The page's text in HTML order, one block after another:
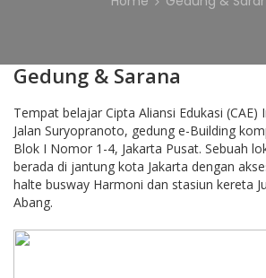
Gedung & Sarana
Tempat belajar Cipta Aliansi Edukasi (CAE)
Jalan Suryopranoto, gedung e-Building
Blok I Nomor 1-4, Jakarta Pusat. Sebuah
berada di jantung kota Jakarta dengan
halte busway Harmoni dan stasiun kereta
Abang.